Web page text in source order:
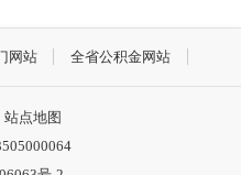
网站 全省公积金网站
站点地图